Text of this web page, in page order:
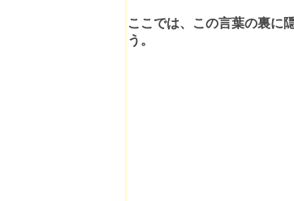
ここでは、この言葉の裏に
う。